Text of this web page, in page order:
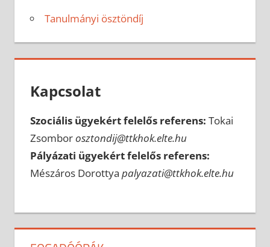
Tanulmányi ösztöndíj
Kapcsolat
Szociális ügyekért felelős referens: Tokai
Zsomborosztondij@ttkhok.elte.hu
Pályázati ügyekért felelős referens:
Mészáros Dorottya palyazati@ttkhok.elte.hu